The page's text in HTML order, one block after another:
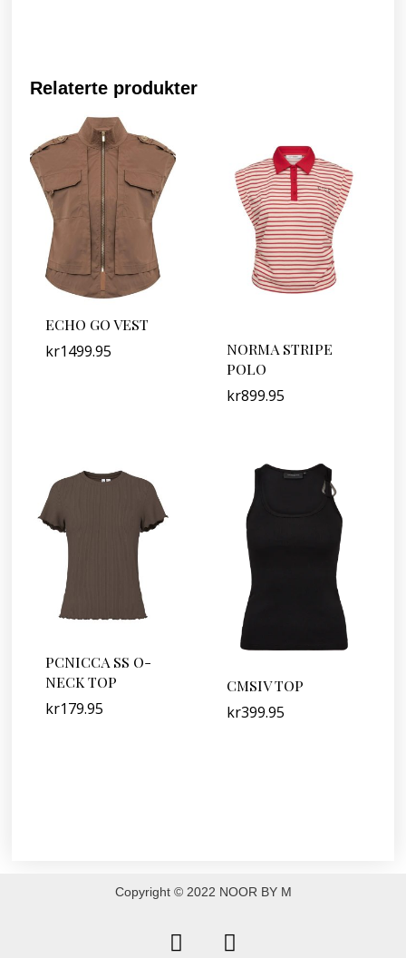
Relaterte produkter
ECHO GO VEST
kr1499.95
NORMA STRIPE
POLO
kr899.95
PCNICCA SS O-
NECK TOP
kr179.95
CMSIV TOP
kr399.95
Copyright © 2022 NOOR BY M
F
I